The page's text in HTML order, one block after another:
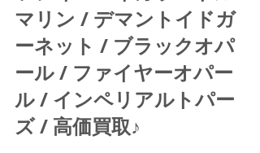
マリン / デマントイドガ
ーネット / ブラックオパ
ール / ファイヤーオパー
ル / インペリアルトパー
ズ / 高価買取♪